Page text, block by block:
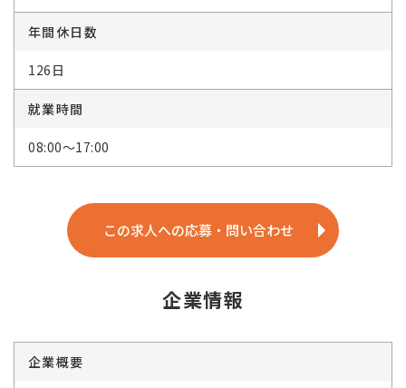
年間休日数
126日
就業時間
08:00～17:00
この求人への応募・問い合わせ
企業情報
企業概要